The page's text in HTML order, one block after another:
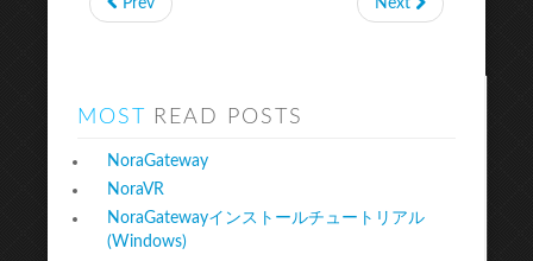
Prev Next
MOST READ POSTS
NoraGateway
NoraVR
NoraGatewayインストールチュートリアル
(Windows)